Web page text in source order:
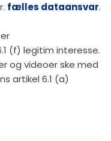
fælles dataansvar.
(f) legitim interesse.
og videoer ske med
artikel 6.1 (a)